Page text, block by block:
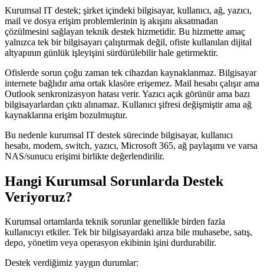
Kurumsal IT destek; şirket içindeki bilgisayar, kullanıcı, ağ, yazıcı,
mail ve dosya erişim problemlerinin iş akışını aksatmadan
çözülmesini sağlayan teknik destek hizmetidir. Bu hizmette amaç
yalnızca tek bir bilgisayarı çalıştırmak değil, ofiste kullanılan dijital
altyapının günlük işleyişini sürdürülebilir hale getirmektir.
Ofislerde sorun çoğu zaman tek cihazdan kaynaklanmaz. Bilgisayar
internete bağlıdır ama ortak klasöre erişemez. Mail hesabı çalışır ama
Outlook senkronizasyon hatası verir. Yazıcı açık görünür ama bazı
bilgisayarlardan çıktı alınamaz. Kullanıcı şifresi değişmiştir ama ağ
kaynaklarına erişim bozulmuştur.
Bu nedenle kurumsal IT destek sürecinde bilgisayar, kullanıcı
hesabı, modem, switch, yazıcı, Microsoft 365, ağ paylaşımı ve varsa
NAS/sunucu erişimi birlikte değerlendirilir.
Hangi Kurumsal Sorunlarda Destek
Veriyoruz?
Kurumsal ortamlarda teknik sorunlar genellikle birden fazla
kullanıcıyı etkiler. Tek bir bilgisayardaki arıza bile muhasebe, satış,
depo, yönetim veya operasyon ekibinin işini durdurabilir.
Destek verdiğimiz yaygın durumlar: